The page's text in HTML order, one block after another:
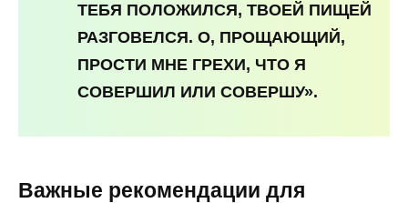
ТЕБЯ ПОЛОЖИЛСЯ, ТВОЕЙ ПИЩЕЙ
РАЗГОВЕЛСЯ. О, ПРОЩАЮЩИЙ,
ПРОСТИ МНЕ ГРЕХИ, ЧТО Я
СОВЕРШИЛ ИЛИ СОВЕРШУ».
Важные рекомендации для